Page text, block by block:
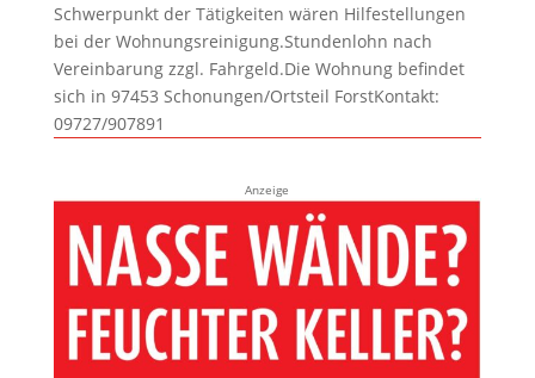
Schwerpunkt der Tätigkeiten wären Hilfestellungen
bei der Wohnungsreinigung.Stundenlohn nach
Vereinbarung zzgl. Fahrgeld.Die Wohnung befindet
sich in 97453 Schonungen/Ortsteil ForstKontakt:
09727/907891
Anzeige